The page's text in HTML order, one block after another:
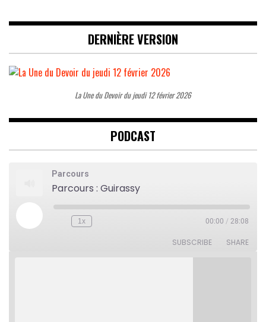
DERNIÈRE VERSION
La Une du Devoir du jeudi 12 février 2026
PODCAST
Parcours
Parcours : Guirassy
Play
Episode
Rewind
1x 00:00 / 28:08
SUBSCRIBE SHARE